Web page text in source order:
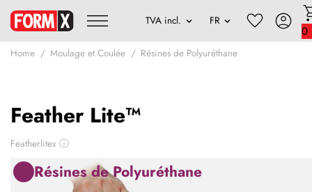
0
Home Moulage et Coulée Résines de Polyuréthane
Feather Lite™
Featherlitex ⓘ
Résines de Polyuréthane